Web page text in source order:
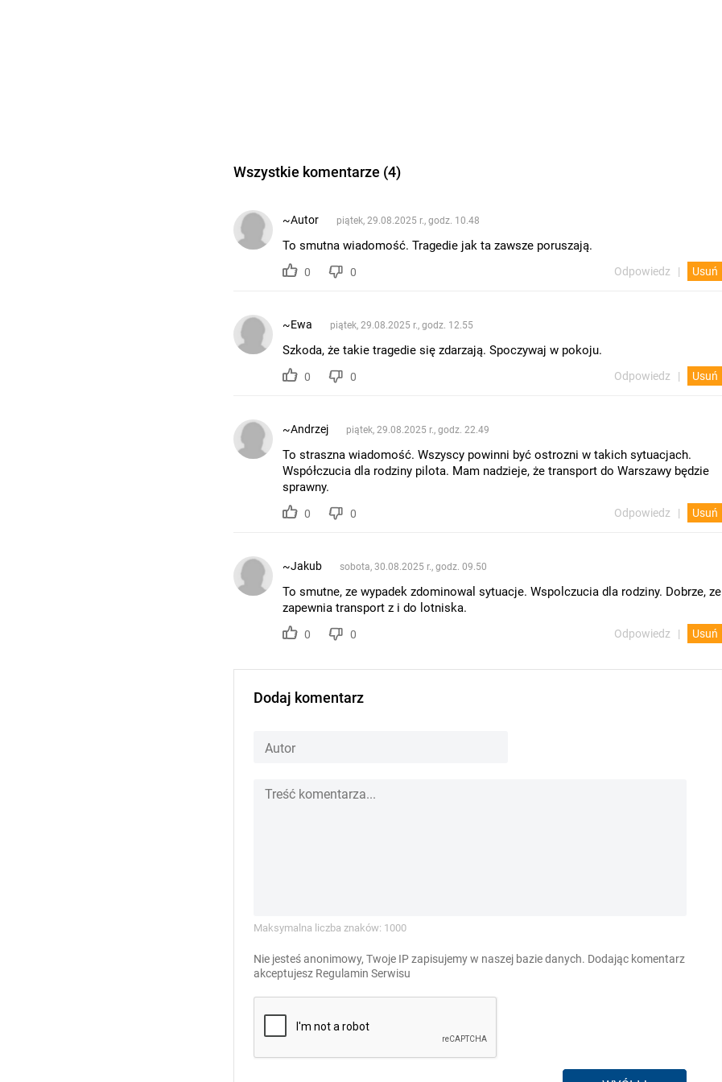
Wszystkie komentarze (4)
~Autor piątek, 29.08.2025 r., godz. 10.48
To smutna wiadomość. Tragedie jak ta zawsze poruszają.
0 0 Odpowiedz Usuń
~Ewa piątek, 29.08.2025 r., godz. 12.55
Szkoda, że takie tragedie się zdarzają. Spoczywaj w pokoju.
0 0 Odpowiedz Usuń
~Andrzej piątek, 29.08.2025 r., godz. 22.49
To straszna wiadomość. Wszyscy powinni być ostrozni w takich sytuacjach.
Współczucia dla rodziny pilota. Mam nadzieje, że transport do Warszawy będzie
sprawny.
0 0 Odpowiedz Usuń
~Jakub sobota, 30.08.2025 r., godz. 09.50
To smutne, ze wypadek zdominowal sytuacje. Wspolczucia dla rodziny. Dobrze, ze
zapewnia transport z i do lotniska.
0 0 Odpowiedz Usuń
Dodaj komentarz
Maksymalna liczba znaków: 1000
Nie jesteś anonimowy, Twoje IP zapisujemy w naszej bazie danych. Dodając komentarz
akceptujesz Regulamin Serwisu